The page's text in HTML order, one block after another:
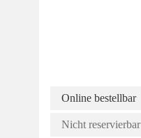
Online bestellbar
Nicht reservierbar